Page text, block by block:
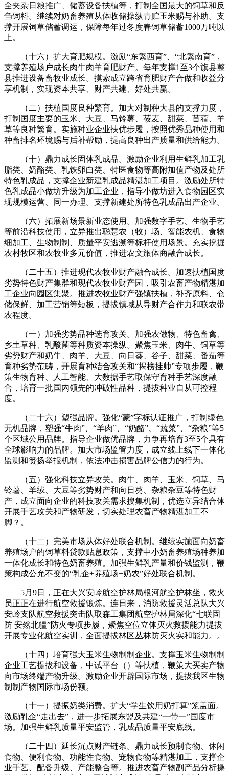
全夹杂日粮推广、储蓄设备扶植等，打制全国最大的饲草和反
刍饲料。继续对奶畜养殖从体收储操纵青贮玉米赐与补助。支
撑开展饲草储蓄调运，保障每年过冬度春饲草储蓄1000万吨以
上。
（十六）扩大育肥规模。激励“东繁西育”、“北繁南育”，
支撑养殖场户成长肉牛肉羊育肥财产。每年支撑1至3个旗县整
县推进设备畜牧业成长。摸索成立跨省育肥财产合做和收益分
享机制，实现资本共享、财产共建、好处共赢。
（二）扶植国度良种繁育。加大对制种大县的支撑力度，
打制国度主要的玉米、大豆、马铃薯、莜麦、甜菜、苜蓿、羊
草等良种繁育。实施种业企业扶优步履，按照优秀品种使用和
种畜排名环境赐与后补帮励，提高良种出产质量和供给能力。
（十）鼎力成长固体乳成品。激励企业利用生鲜乳加工乳
脂类、奶酪类、乳铁卵白类、特医食物等高附加值产物及处所
特色乳成品，支撑企业新建乳成品精湛加工项目。激励处所特
色乳成品小做坊升级为加工企业，指导小做坊进入食物园区实
现规模运营、同一办理。支撑新建处所特色乳成品出产企业。
（六）拓展新场景新业态使用。加强数字手艺、生物手艺
等前沿科技使用，立异推出聪慧农（牧）场、智能农机、食物
细加工、生物制制、质量平安逃溯等标杆使用场景。充实挖掘
农村牧区和农牧业多元价值，推进农文旅体商融合成长。
（二十五）推进现代农牧业财产融合成长。加速扶植国度
劣势特色财产集群和现代农牧业财产园，吸引农畜产物精湛加
工企业向园区集聚。推进农牧业财产强镇扶植，补齐原料、仓
储保鲜、加工营销等短板，提拔镇域从导财产合作力和联农带
农程度。
（一）加强劣势品种选育攻关。加强农做物、特色畜禽、
乡土草种、乳酸菌等种质资本操纵。聚焦玉米、肉牛、饲草等
劣势财产和奶牛、肉羊、大豆、向日葵、谷子、甜菜、番茄等
育种劣势范畴，开展育种结合攻关和“揭榜挂帅”专项步履，鞭
策生物育种、人工智能、大数据手艺取保守育种手艺深度融
合，培育一批国内领先的冲破性品种，提拔种业自从可控程
度。
（二十六）塑强品牌。强化“蒙”字标认证推广，打制绿色
无机品牌，塑强“牛肉”、“羊肉”、“奶酪”、“蔬菜”、“杂粮”等5
个区域公用品牌。指导企业做优品牌，力争再培育3至5个具有
全球影响力的品牌。加大市场监管力度，成立线上线下一体化
监测和赞扬举报机制，依法冲击损害品牌公信力的行为。
（五）强化科技立异攻关。肉牛、肉羊、玉米、饲草、马
铃薯、羊绒、大豆等劣势财产和向日葵、杂粮杂豆等特色财
产，成立面向企业的科技攻关需求搜集机制，优选立异结合体
开展手艺攻关和产物研发，切实处理农畜产物精湛加工不
脚？。
（十二）完美市场从体好处联合机制。继续实施面向奶畜
养殖场户的饲草料贷款贴息政策，支撑中小奶畜养殖场种养加
一体化成长和特色奶畜养殖。加强生鲜乳产量和价钱监测，鞭
策构成公允不变的“乳企+养殖场+奶农”好处联合机制。
5月9日，正在大兴安岭航空护林局根河航空护林坐，救火
员正正在进行航空救援锻炼。连日来，消防救援灵活总队大兴
安岭支队航空救援突击队取森工集团航空护林局深化“七联固
防 安然北疆”防火专项步履，聚焦空位立体灭火救援能力提拔
开展专业化航空实训，全面提拔林区丛林防灭火实和能力。。
（十四）培育强大玉米生物制制企业。支撑玉米生物制制
企业工艺提拔和设备，中试平台（）等扶植，鞭策大买卖产物
向市场终端产物升级。激励企业开辟国际市场，提拔我区生物
制制产物国际市场份额。
（十一）提振奶类消费。扩大“学生饮用奶打算”笼盖面。
激励乳企“走出去”，进一步拓展东盟及共建“一带一”国度市
场。加强生鲜乳质量平安监管，乳成品质量平安底线。
（二十四）延长沉点财产链条。鼎力成长预制食物、休闲
食物、便利食物、功能性食物、宠物食物等精湛加工，支撑企
业手艺、配备升级、产能整合等。推进农畜产物副产品分析操